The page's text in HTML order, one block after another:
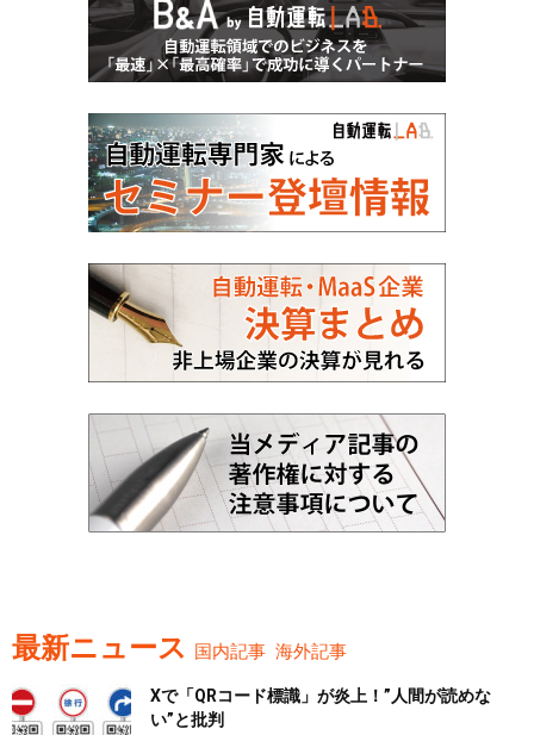
最新ニュース 国内記事 海外記事
Xで「QRコード標識」が炎上！”人間が読めな
い”と批判